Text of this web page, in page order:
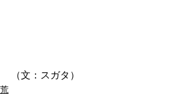
（文：スガタ）
荒